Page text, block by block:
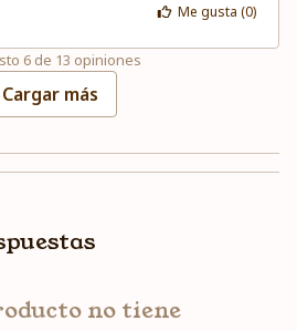
Me gusta (0)
6de 13 opiniones
Cargar más
no tiene